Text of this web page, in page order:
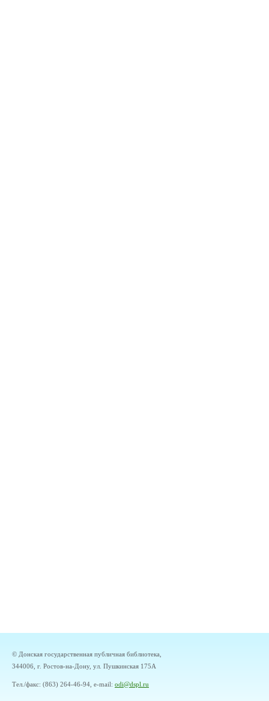
© Донская государственная публичная библиотека,
344006, г. Ростов-на-Дону, ул. Пушкинская 175А
Тел./факс: (863) 264-46-94, e-mail: odi@dspl.ru